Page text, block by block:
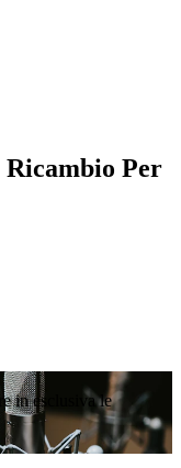
Per
in esclusiva le